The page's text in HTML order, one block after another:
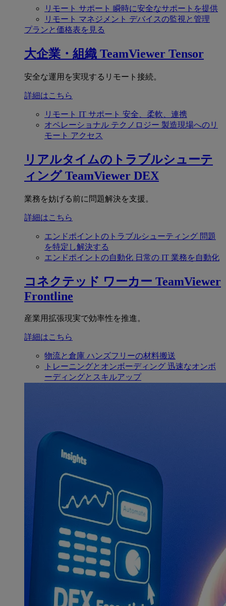
リモート サポート 瞬時に安全なサポートを提供
リモート マネジメント デバイスの監視と管理
プランと価格表を見る
大企業・組織 TeamViewer Tensor
安全な運用を実現するリモート接続。
詳細はこちら
リモート IT サポート 安全、柔軟、連携
オペレーショナル テクノロジー 製造現場へのリ
モート アクセス
リアルタイムのトラブルシューテ
ィング TeamViewer DEX
業務を妨げる前に問題解決を支援。
詳細はこちら
エンドポイントのトラブルシューティング 問題
を特定し解決する
エンドポイントの自動化 日常の IT 業務を自動化
コネクテッド ワーカー TeamViewer
Frontline
産業用拡張現実で効率性を推進。
詳細はこちら
物流と倉庫 ハンズフリーの材料搬送
トレーニングとオンボーディング 迅速なオンボ
ーディングとスキルアップ